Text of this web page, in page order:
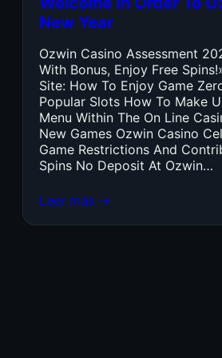
New Year
Ozwin Casino Assessment
With Bonus, Enjoy Free
Site: How To Enjoy Game
Popular Slots How To Make
Menu Within The On Line
New Games Ozwin Casino
Game Restrictions And
Spins No Deposit At Ozwin…
Leer más →